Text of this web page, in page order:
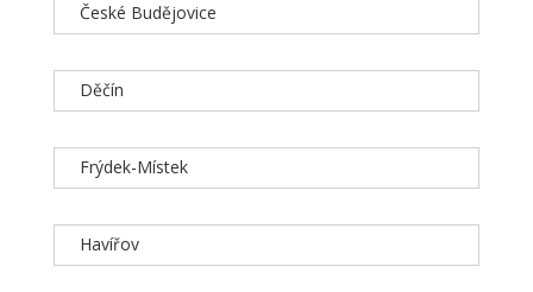
České Budějovice
Děčín
Frýdek-Místek
Havířov